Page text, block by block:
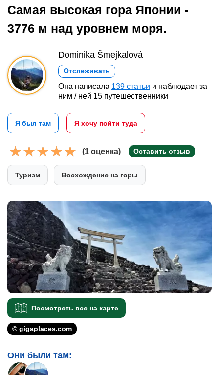
Самая высокая гора Японии -
3776 м над уровнем моря.
Dominika Šmejkalová
Отслеживать
Она написала 139 статьи и наблюдает за
ним / ней 15 путешественники
Я был там Я хочу пойти туда
(1 оценка) Оставить отзыв
Туризм Восхождение на горы
Посмотреть все на карте
© gigaplaces.com
Они были там: